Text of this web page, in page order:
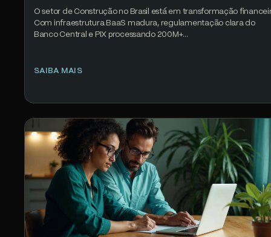
O setor de Construção no Brasil está em transformação
Com infraestrutura BaaS madura, regulamentação clara do
Banco Central e PIX processando 200M+…
SAIBA MAIS